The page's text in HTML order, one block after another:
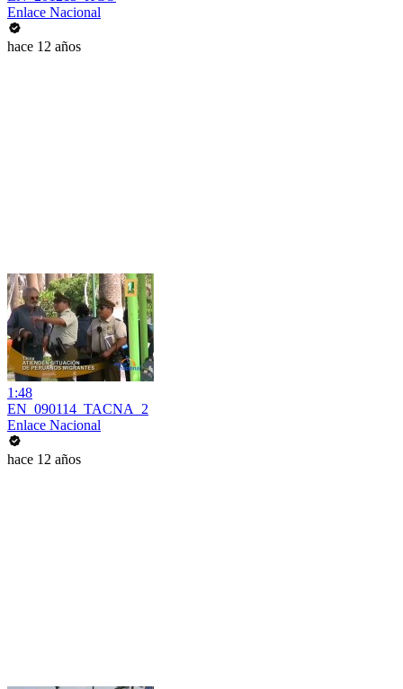
Enlace Nacional
hace 12 años
1:48
EN_090114_TACNA_2
Enlace Nacional
hace 12 años